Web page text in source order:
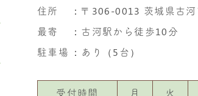
住所 ： 〒306-0013 茨城県古
最寄
：古河駅から徒歩10分
駐車場 ：あり（5台）
受付時間 月
火